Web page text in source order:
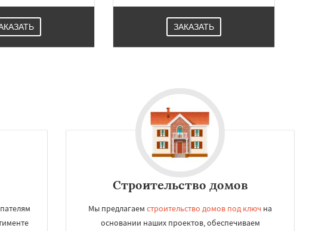
ЗАКАЗАТЬ
Строительство домов
Мы предлагаем строительство домов под ключ на
основании наших проектов, обеспечиваем